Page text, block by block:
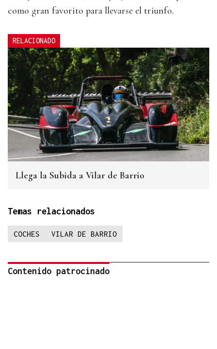
como gran favorito para llevarse el triunfo.
RELACIONADO
Llega la Subida a Vilar de Barrio
Temas relacionados
COCHES VILAR DE BARRIO
Contenido patrocinado